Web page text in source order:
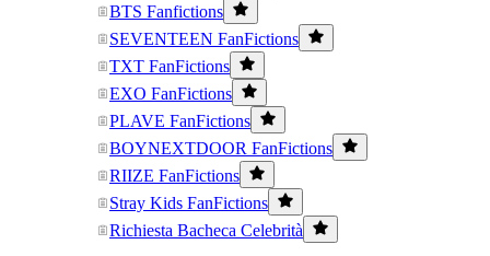
BTS Fanfictions
SEVENTEEN FanFictions
TXT FanFictions
EXO FanFictions
PLAVE FanFictions
BOYNEXTDOOR FanFictions
RIIZE FanFictions
Stray Kids FanFictions
Richiesta Bacheca Celebrità